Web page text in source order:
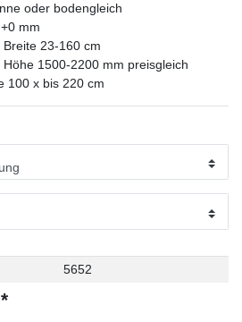
oder bodengleich
mm
Breite 23-160 cm
Höhe 1500-2200 mm preisgleich
100 x bis 220 cm
5652
*